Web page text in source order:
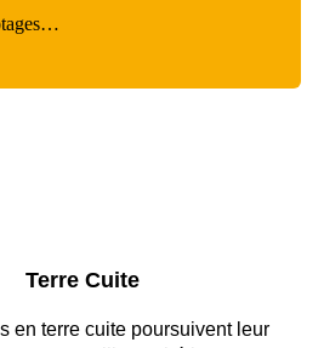
et garages
sécurisation des accès, durabilité